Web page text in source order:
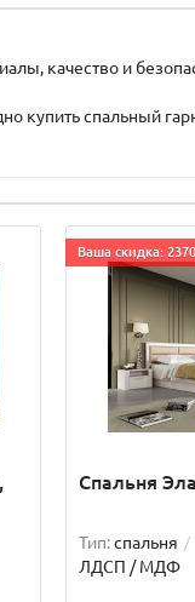
качество и
купить спальный
Ваша скидка:
Спальня
Тип:спальня
ЛДСП / МДФ